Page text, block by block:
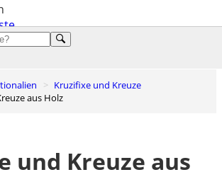
Kruzifixe und Kreuze
aus Holz
und Kreuze aus